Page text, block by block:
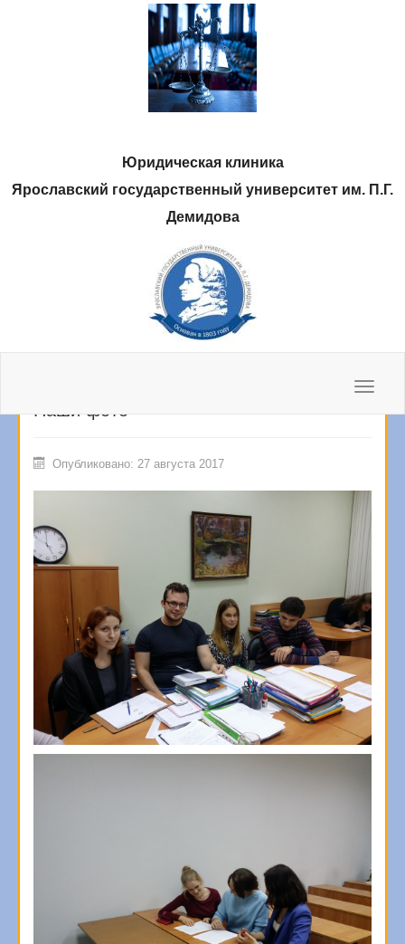
Юридическая клиника
Ярославский государственный университет им. П.Г.
Демидова
Toggle
Нас спрашивают, мы отвечаем
Методические материалы
Наши фото
Опубликовано: 27 августа 2017